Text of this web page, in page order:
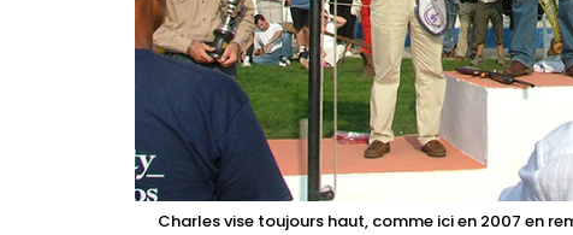
Charles vise toujours haut, comme ici en 2007 en